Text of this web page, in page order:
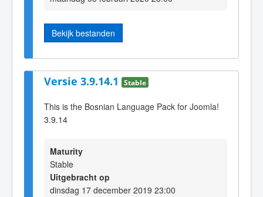
Bekijk bestanden
Versie 3.9.14.1 Stable
This is the Bosnian Language Pack for Joomla!
3.9.14
Maturity
Stable
Uitgebracht op
dinsdag 17 december 2019 23:00